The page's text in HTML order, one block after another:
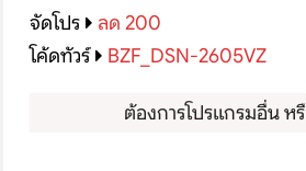
จัดโปร
ลด 200
โค้ดทัวร์
BZF_DSN-2605VZ
ต้องการโปรแกรมอื่น ห